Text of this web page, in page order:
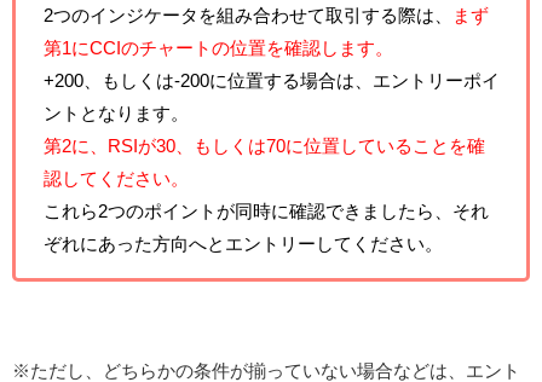
2つのインジケータを組み合わせて取引する際は、
まず
第1にCCIのチャートの位置を確認します。
+200、もしくは-200に位置する場合は、エントリーポイ
ントとなります。
第2に、RSIが30、もしくは70に位置していることを確
認してください。
これら2つのポイントが同時に確認できましたら、それ
ぞれにあった方向へとエントリーしてください。
※ただし、どちらかの条件が揃っていない場合などは、エント